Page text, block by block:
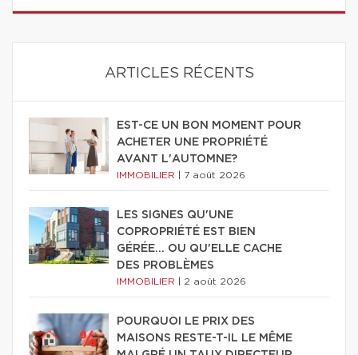
ARTICLES RÉCENTS
EST-CE UN BON MOMENT POUR
ACHETER UNE PROPRIÉTÉ
AVANT L'AUTOMNE?
IMMOBILIER 7 août 2026
LES SIGNES QU'UNE
COPROPRIÉTÉ EST BIEN
GÉRÉE… OU QU'ELLE CACHE
DES PROBLÈMES
IMMOBILIER 2 août 2026
POURQUOI LE PRIX DES
MAISONS RESTE-T-IL LE MÊME